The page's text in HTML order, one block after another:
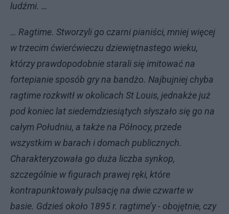
ludźmi. …
… Ragtime. Stworzyli go czarni pianiści, mniej więcej
w trzecim ćwierćwieczu dziewiętnastego wieku,
którzy prawdopodobnie starali się imitować na
fortepianie sposób gry na bandżo. Najbujniej chyba
ragtime rozkwitł w okolicach St Louis, jednakże już
pod koniec lat siedemdziesiątych słyszało się go na
całym Południu, a także na Północy, przede
wszystkim w barach i domach publicznych.
Charakteryzowała go duża liczba synkop,
szczególnie w figurach prawej ręki, które
kontrapunktowały pulsację na dwie czwarte w
basie. Gdzieś około 1895 r. ragtime’y - obojętnie, czy